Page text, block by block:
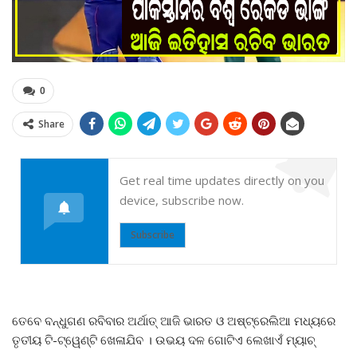
0
Share
Get real time updates directly on you
device, subscribe now.
Subscribe
ତେବେ ବନ୍ଧୁଗଣ ରବିବାର ଅର୍ଥାତ୍ ଆଜି ଭାରତ ଓ ଅଷ୍ଟ୍ରେଲିଆ ମଧ୍ୟରେ
ତୃତୀୟ ଟି-ଟ୍ୱେଣ୍ଟି ଖେଳାଯିବ । ଉଭୟ ଦଳ ଗୋଟିଏ ଲେଖାଏଁ ମ୍ୟାଚ୍‌